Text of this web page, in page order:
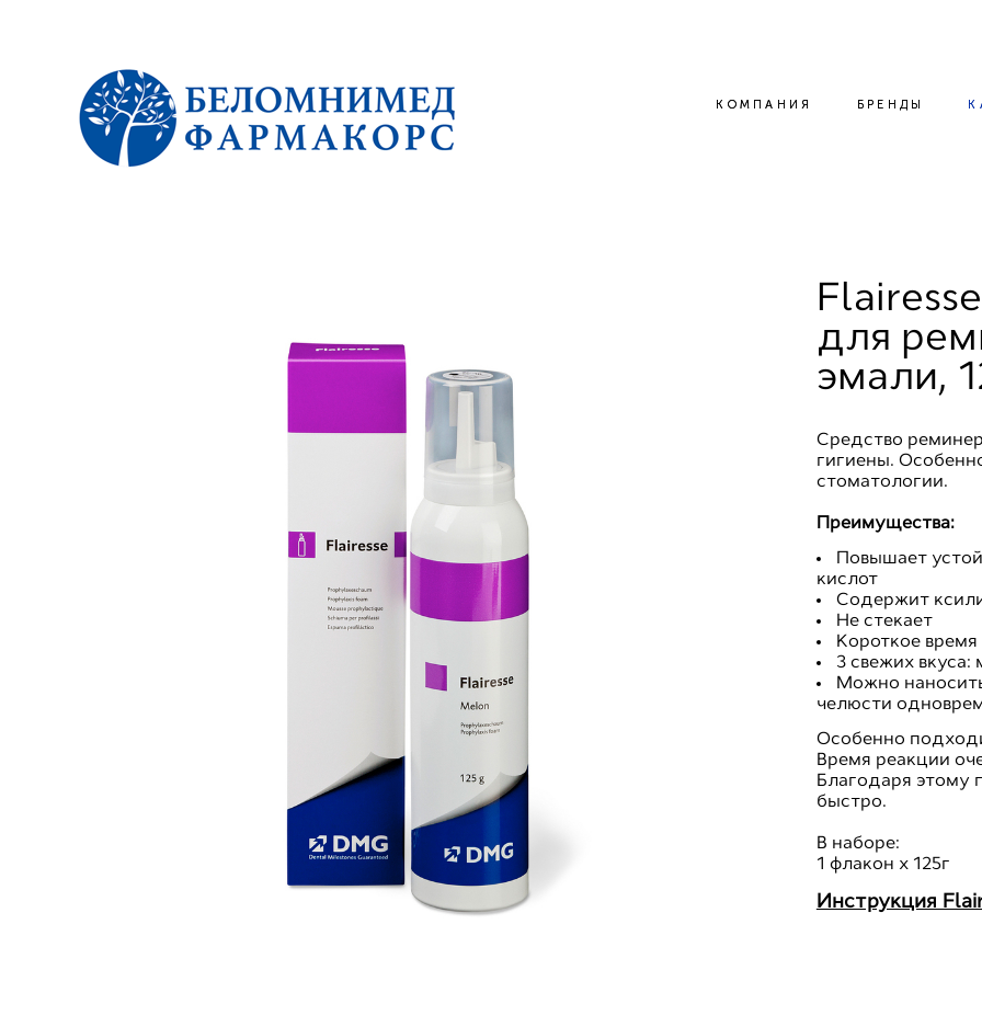
КОМПАНИЯ БРЕНДЫ
КОМПАНИЯ БРЕНДЫ
для
эмали,
Средство
гигиены.
стоматологии.
Преимущества:
Повышает
кислот
Содержит
Не стекает
Короткое
3 свежих
Можно
челюсти
Особенно
Время реакции
Благодаря этому
быстро.
В наборе:
1 флакон х 125г
Инструкция